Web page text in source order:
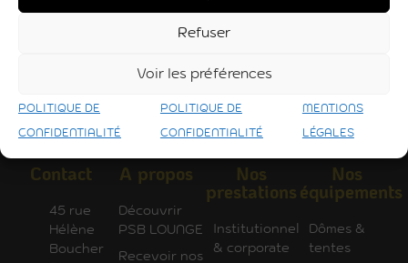
Refuser
Voir les préférences
POLITIQUE DE
CONFIDENTIALITÉ
POLITIQUE DE
CONFIDENTIALITÉ
MENTIONS
LÉGALES
Contact
45 rue
Hélène
Boucher
A propos
Découvrir
PSB LOUNGE
Recevoir nos
Nos
prestations
Institutionnel
& corporate
Nos
équipements
Dômes &
tentes